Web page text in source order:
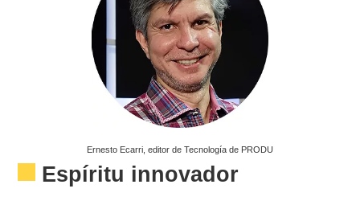
Ernesto Ecarri, editor de Tecnología de PRODU
Espíritu innovador